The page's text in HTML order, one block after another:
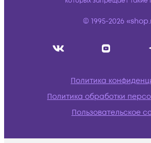
© 1995-2026
Политика
Политика обработки
Пользовательское